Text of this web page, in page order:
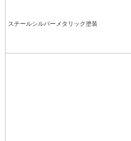
スチールシルバーメタリック塗装